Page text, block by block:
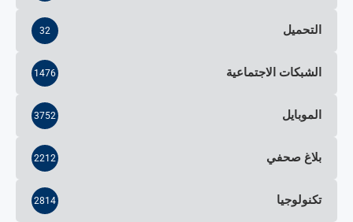
التحميل 32
الشبكات الاجتماعية 1476
الموبايل 3752
بلاغ صحفي 2212
تكنولوجيا 2814